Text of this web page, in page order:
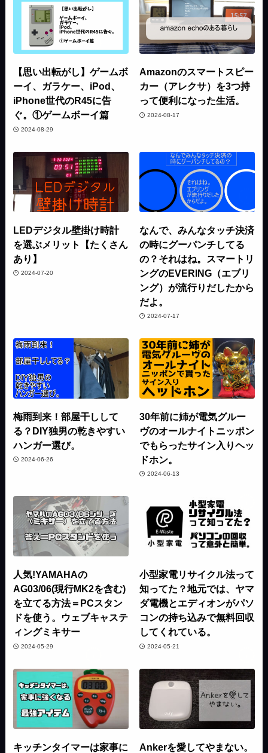
【思い出転がし】ゲームボ
ーイ、ガラケー、iPod、
iPhone世代のR45に告
ぐ。①ゲームボーイ篇
2024-08-29
Amazonのスマートスピー
カー（アレクサ）を3つ持
って便利になった生活。
2024-08-17
LEDデジタル壁掛け時計
を選ぶメリット【たくさん
あり】
2024-07-20
なんで、みんなタッチ決済
の時にグーパンチしてる
の？それはね。スマートリ
ングのEVERING（エブリ
ング）が流行りだしたから
だよ。
2024-07-17
梅雨到来！部屋干しして
る？DIY独男の乾きやすい
ハンガー選び。
2024-06-26
30年前に姉が電気グルー
ヴのオールナイトニッポン
でもらったサイン入りヘッ
ドホン。
2024-06-13
人気!YAMAHAの
AG03/06(現行MK2を含む)
を立てる方法＝PCスタン
ドを使う。ウェブキャステ
ィングミキサー
2024-05-29
小型家電リサイクル法って
知ってた？地元では、ヤマ
ダ電機とエディオンがパソ
コンの持ち込みで無料回収
してくれている。
2024-05-21
キッチンタイマーは家事に
Ankerを愛してやまない。